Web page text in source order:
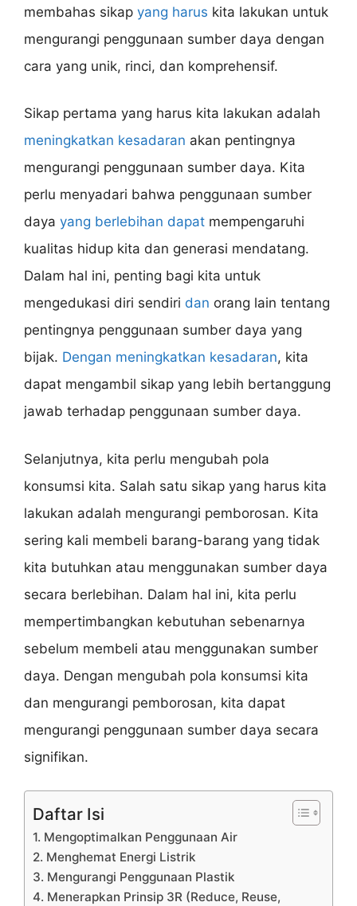
membahas sikap yang harus kita lakukan untuk
mengurangi penggunaan sumber daya dengan
cara yang unik, rinci, dan komprehensif.
Sikap pertama yang harus kita lakukan adalah
meningkatkan kesadaran akan pentingnya
mengurangi penggunaan sumber daya. Kita
perlu menyadari bahwa penggunaan sumber
daya yang berlebihan dapat mempengaruhi
kualitas hidup kita dan generasi mendatang.
Dalam hal ini, penting bagi kita untuk
mengedukasi diri sendiri dan orang lain tentang
pentingnya penggunaan sumber daya yang
bijak. Dengan meningkatkan kesadaran, kita
dapat mengambil sikap yang lebih bertanggung
jawab terhadap penggunaan sumber daya.
Selanjutnya, kita perlu mengubah pola
konsumsi kita. Salah satu sikap yang harus kita
lakukan adalah mengurangi pemborosan. Kita
sering kali membeli barang-barang yang tidak
kita butuhkan atau menggunakan sumber daya
secara berlebihan. Dalam hal ini, kita perlu
mempertimbangkan kebutuhan sebenarnya
sebelum membeli atau menggunakan sumber
daya. Dengan mengubah pola konsumsi kita
dan mengurangi pemborosan, kita dapat
mengurangi penggunaan sumber daya secara
signifikan.
Daftar Isi
1. Mengoptimalkan Penggunaan Air
2. Menghemat Energi Listrik
3. Mengurangi Penggunaan Plastik
4. Menerapkan Prinsip 3R (Reduce, Reuse,